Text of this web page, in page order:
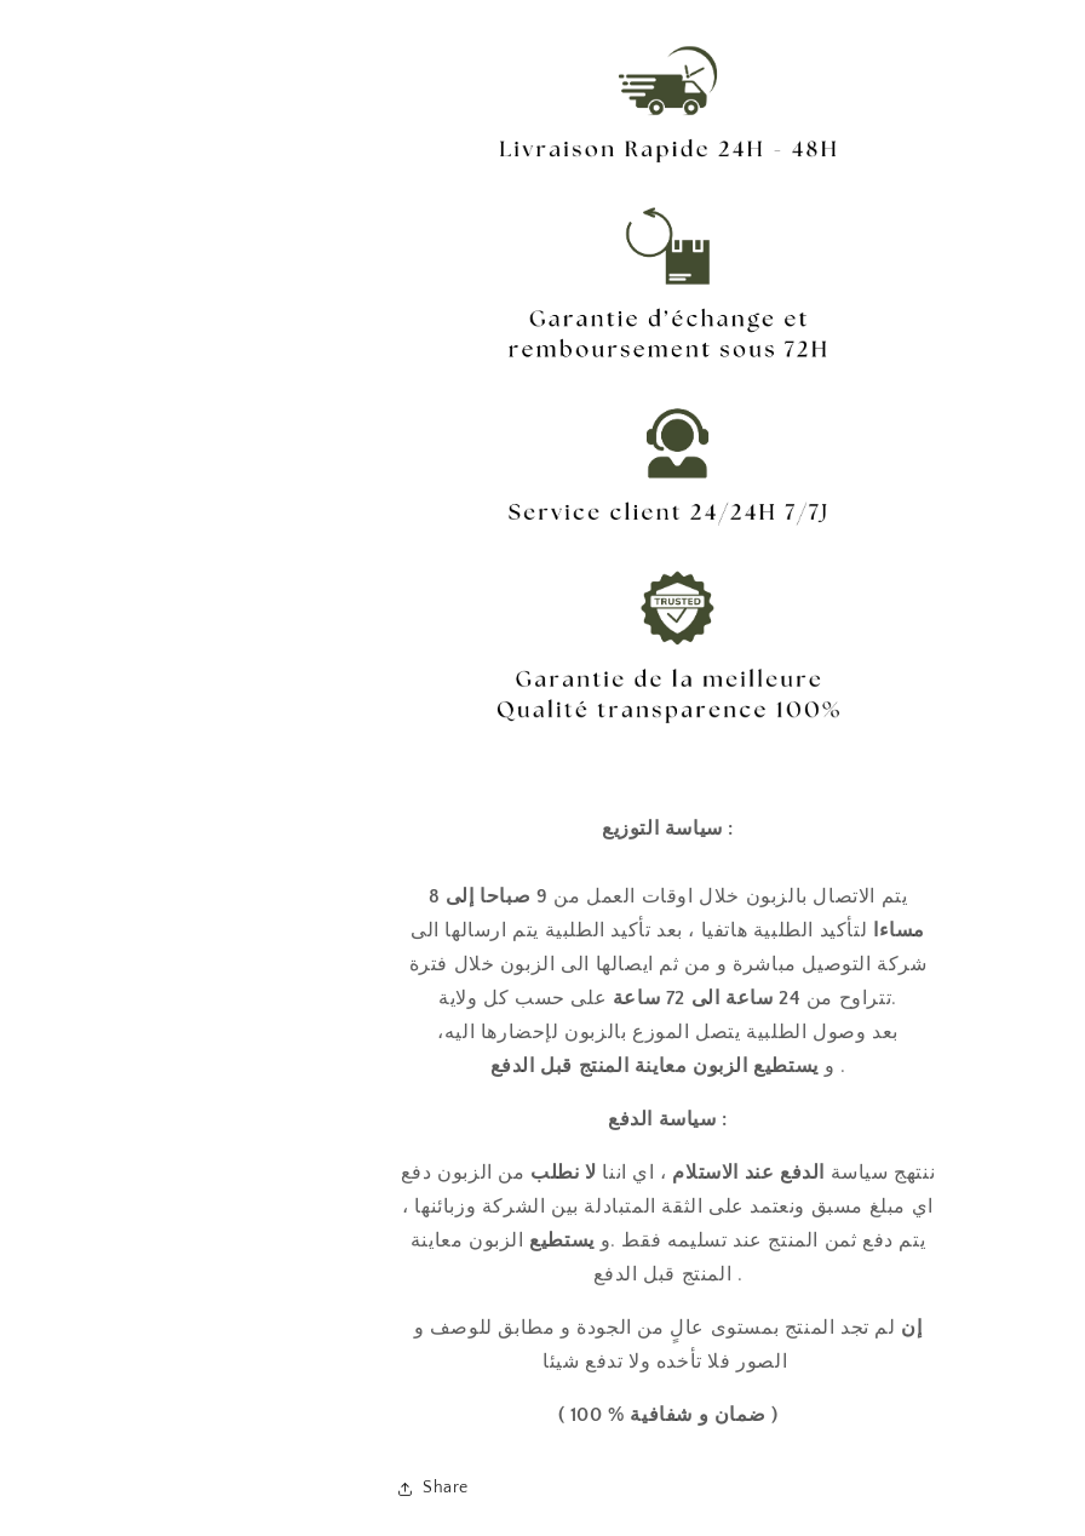
سياسة التوزيع :
يتم الاتصال بالزبون خلال اوقات العمل من
9 صباحا إلى 8
مساءا
لتأكيد الطلبية هاتفيا ، بعد تأكيد الطلبية يتم ارسالها الى
شركة التوصيل مباشرة و من ثم ايصالها الى الزبون خلال فترة
تتراوح من 24 ساعة الى 72 ساعة
على حسب كل ولاية.
بعد وصول الطلبية يتصل الموزع بالزبون لإحضارها اليه،
و يستطيع الزبون معاينة المنتج قبل الدفع .
سياسة الدفع :
ننتهج سياسة الدفع عند الاستلام ، اي اننا لا نطلب من الزبون دفع
اي مبلغ مسبق ونعتمد على الثقة المتبادلة بين الشركة وزبائنها ،
يتم دفع ثمن المنتج عند تسليمه فقط .و يستطيع
الزبون معاينة
المنتج قبل الدفع .
إن لم تجد المنتج بمستوى عالٍ من الجودة و مطابق للوصف و
( ضمان و شفافية % 100 )
Share